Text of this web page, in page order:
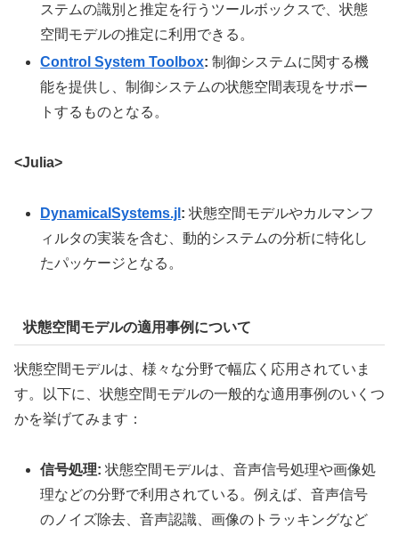
ステムの識別と推定を行うツールボックスで、状態
空間モデルの推定に利用できる。
Control System Toolbox: 制御システムに関する機
能を提供し、制御システムの状態空間表現をサポー
トするものとなる。
<Julia>
DynamicalSystems.jl : 状態空間モデルやカルマンフ
ィルタの実装を含む、動的システムの分析に特化し
たパッケージとなる。
状態空間モデルの適用事例について
状態空間モデルは、様々な分野で幅広く応用されていま
す。以下に、状態空間モデルの一般的な適用事例のいくつ
かを挙げてみます：
信号処理: 状態空間モデルは、音声信号処理や画像処
理などの分野で利用されている。例えば、音声信号
のノイズ除去、音声認識、画像のトラッキングなど